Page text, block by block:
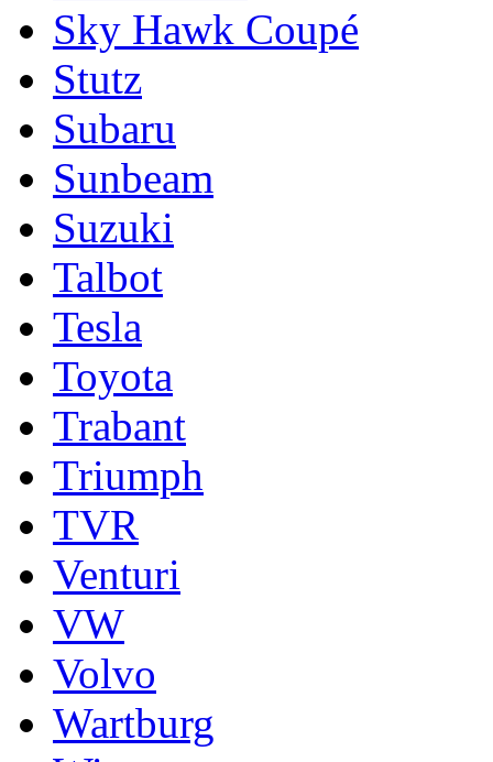
Sky Hawk Coupé
Stutz
Subaru
Sunbeam
Suzuki
Talbot
Tesla
Toyota
Trabant
Triumph
TVR
Venturi
VW
Volvo
Wartburg